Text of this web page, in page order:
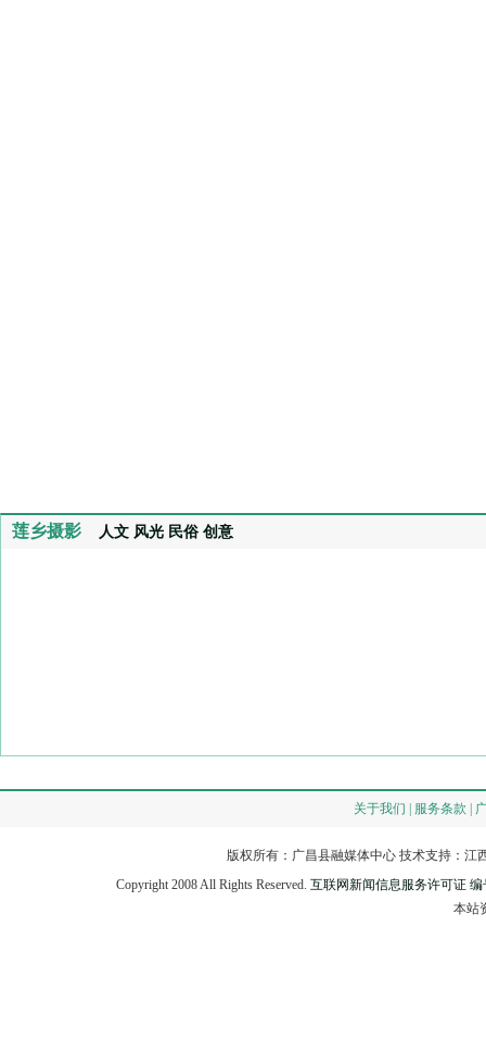
莲乡摄影 人文 风光 民俗 创意
关于我们 | 服务条款 |
版权所有：广昌县融媒体中心 技术支持：江
Copyright 2008 All Rights Reserved.互联网新闻信息服务许可证 编
本站